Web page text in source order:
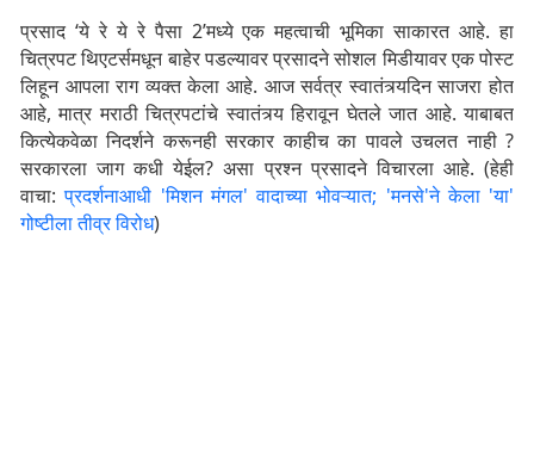
प्रसाद ‘ये रे ये रे पैसा 2’मध्ये एक महत्वाची भूमिका साकारत आहे. हा
चित्रपट थिएटर्समधून बाहेर पडल्यावर प्रसादने सोशल मिडीयावर एक पोस्ट
लिहून आपला राग व्यक्त केला आहे. आज सर्वत्र स्वातंत्र्यदिन साजरा होत
आहे, मात्र मराठी चित्रपटांचे स्वातंत्र्य हिरावून घेतले जात आहे. याबाबत
कित्येकवेळा निदर्शने करूनही सरकार काहीच का पावले उचलत नाही ?
सरकारला जाग कधी येईल? असा प्रश्न प्रसादने विचारला आहे. (हेही
वाचा:प्रदर्शनाआधी 'मिशन मंगल' वादाच्या भोवऱ्यात; 'मनसे'ने केला 'या'
गोष्टीला तीव्र विरोध)